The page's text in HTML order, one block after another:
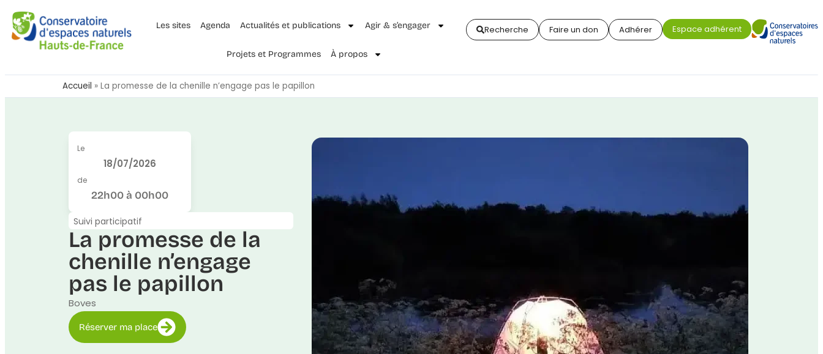
Les sites Agenda Actualités et publications Agir & s’engager
Projets et Programmes À propos
Recherche Faire un don Adhérer Espace adhérent
Accueil » La promesse de la chenille n’engage pas le papillon
Le
18/07/2026
de
22h00 à 00h00
Suivi participatif
La promesse de la
chenille n’engage
pas le papillon
Boves
Réserver ma place